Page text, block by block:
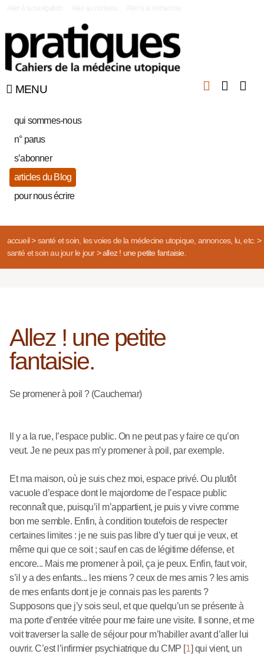
MENU
qui sommes-nous
n° parus
s’abonner
articles du Blog
pour nous écrire
accueil> santé et soin, les voies de la médecine utopique, annonces, lu, etc.>
santé et soin au jour le jour> allez ! une petite fantaisie.
Allez ! une petite
fantaisie.
Se promener à poil ? (Cauchemar)
Il y a la rue, l’espace public. On ne peut pas y faire ce qu’on
veut. Je ne peux pas m’y promener à poil, par exemple.
Et ma maison, où je suis chez moi, espace privé. Ou plutôt
vacuole d’espace dont le majordome de l’espace public
reconnaît que, puisqu’il m’appartient, je puis y vivre comme
bon me semble. Enfin, à condition toutefois de respecter
certaines limites : je ne suis pas libre d’y tuer qui je veux, et
même qui que ce soit ; sauf en cas de légitime défense, et
encore... Mais me promener à poil, ça je peux. Enfin, faut voir,
s’il y a des enfants... les miens ? ceux de mes amis ? les amis
de mes enfants dont je je connais pas les parents ?
Supposons que j’y sois seul, et que quelqu’un se présente à
ma porte d’entrée vitrée pour me faire une visite. Il sonne, et me
voit traverser la salle de séjour pour m’habiller avant d’aller lui
ouvrir. C’est l’infirmier psychiatrique du CMP [1] qui vient, un